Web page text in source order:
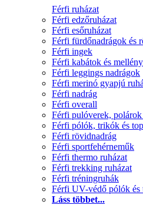
Férfi ruházat
Férfi edzőruházat
Férfi esőruházat
Férfi fürdőnadrágok és
Férfi ingek
Férfi kabátok és
Férfi leggings nadrágok
Férfi merinó gyapjú
Férfi nadrág
Férfi overall
Férfi pulóverek, polárok
Férfi pólók, trikók és
Férfi rövidnadrág
Férfi sportfehérneműk
Férfi thermo ruházat
Férfi trekking ruházat
Férfi tréningruhák
Férfi UV-védő pólók és
Láss többet...